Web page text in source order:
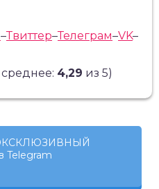
–Твиттер–Телеграм–VK–
4,29 из 5)
Telegram